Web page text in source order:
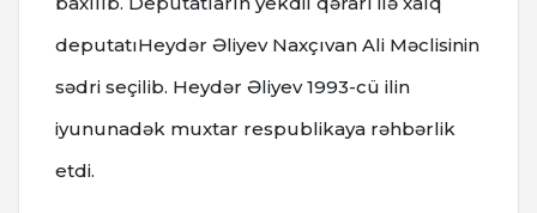
deputatıHeydər Əliyev Naxçıvan Ali Məclisinin
sədri seçilib. Heydər Əliyev 1993-cü ilin
iyununadək muxtar respublikaya rəhbərlik
etdi.